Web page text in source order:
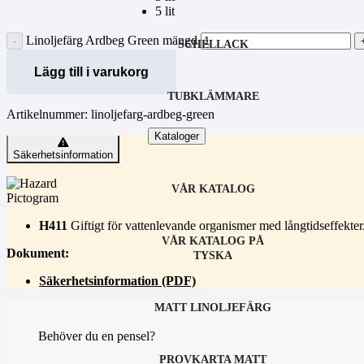
SCHELLACK
TUBKLÄMMARE
Kataloger
VÅR KATALOG
VÅR KATALOG PÅ
TYSKA
MATT LINOLJEFÄRG
PROVKARTA MATT
5 lit
Linoljefärg Ardbeg Green mängd
Lägg till i varukorg
Artikelnummer: linoljefarg-ardbeg-green
Säkerhetsinformation
H411 Giftigt för vattenlevande organismer med
Dokument:
Säkerhetsinformation (PDF)
Behöver du en pensel?